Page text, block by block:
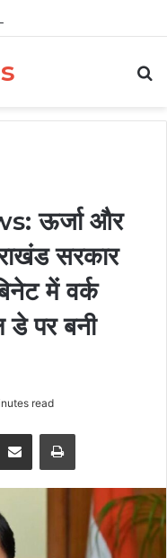
ऊर्जा और
सरकार
में वर्क
डे पर बनी
read
Share via Email Print